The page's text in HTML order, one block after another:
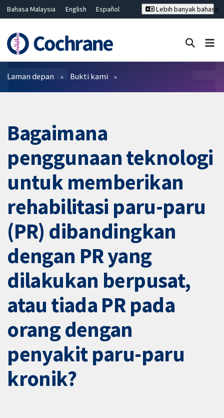
Bahasa Malaysia English
Español
Hrvatski
Deutsch ไทย
繁體中文
简体中文
Lebih banyak bahasa
Penapis
Laman depan Bukti kami
Bagaimana
penggunaan teknologi
untuk memberikan
rehabilitasi paru-paru
(PR) dibandingkan
dengan PR yang
dilakukan berpusat,
atau tiada PR pada
orang dengan
penyakit paru-paru
kronik?